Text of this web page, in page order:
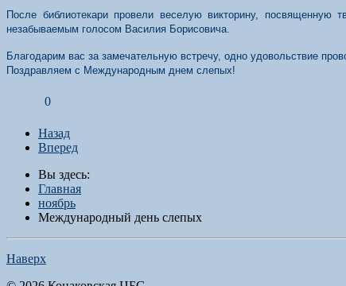
После библиотекари провели веселую викторину,
незабываемым голосом Василия Борисовича.
Благодарим вас за замечательную встречу, одно удовольствие
Поздравляем с Международным днем слепых!
0
Назад
Вперед
Вы здесь:
Главная
ноябрь
Международный день слепых
Наверх